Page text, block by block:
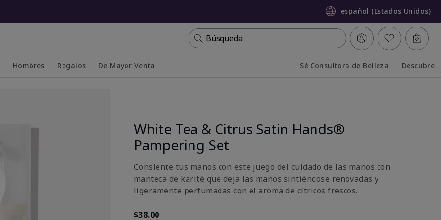
español (Estados Unidos)
Búsqueda
Hombres Regalos De Mayor Venta Sé Consultora de Belleza Descubre
White Tea & Citrus Satin Hands®
Pampering Set
Consiente tus manos con este juego del cuidado de las manos con
manteca de karité que deja las manos sintiéndose renovadas y
ligeramente perfumadas con el aroma de cítricos frescos.
$38.00